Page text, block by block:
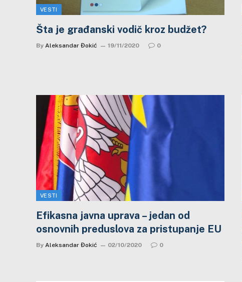
VESTI
Šta je građanski vodič kroz budžet?
By Aleksandar Đokić 19/11/2020 0
VESTI
Efikasna javna uprava – jedan od
osnovnih preduslova za pristupanje EU
By Aleksandar Đokić 02/10/2020 0